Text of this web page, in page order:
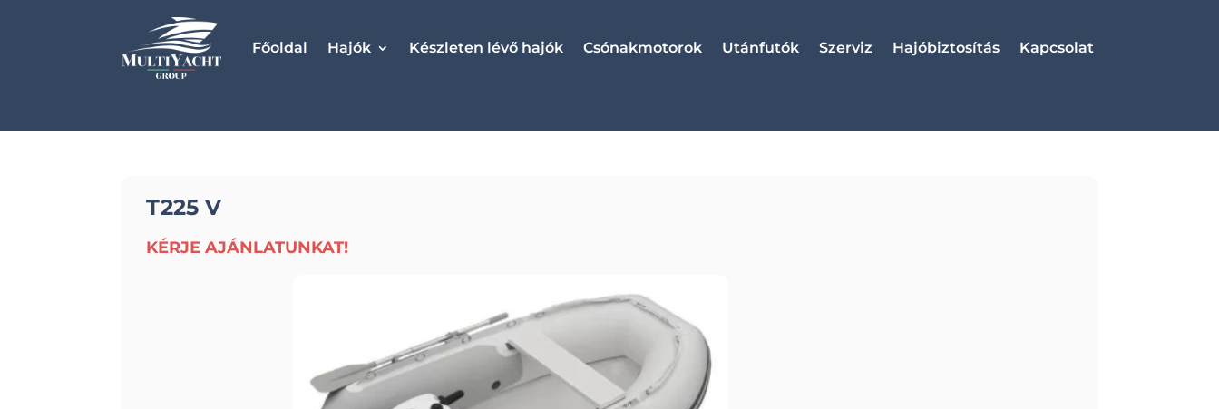
Főoldal Hajók Készleten lévő hajók Csónakmotorok Utánfutók Szerviz Hajóbiztosítás Kapcsolat
T225 V
KÉRJE AJÁNLATUNKAT!